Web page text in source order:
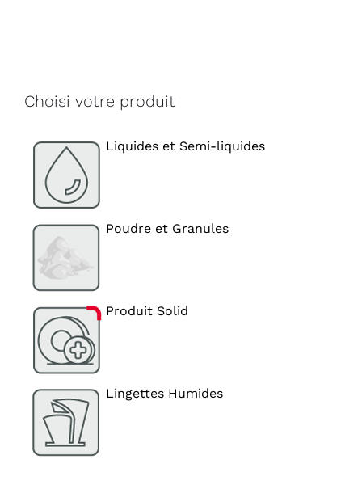
Choisi votre produit
Liquides et Semi-liquides
Poudre et Granules
Produit Solid
Lingettes Humides